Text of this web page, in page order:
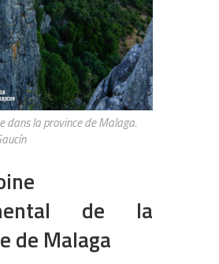
dans la province de Malaga.
de la
de Malaga